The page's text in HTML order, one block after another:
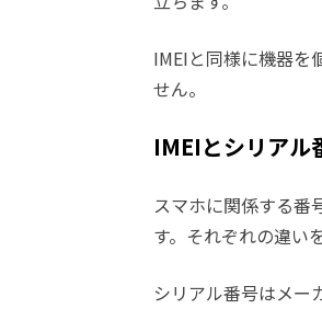
IMEIと同様に機器を
せん。
IMEIとシリアル
スマホに関係する番
す。それぞれの違い
シリアル番号はメー